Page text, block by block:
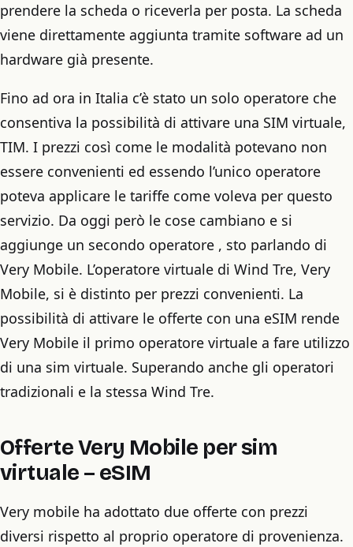
prendere la scheda o riceverla per posta. La scheda
viene direttamente aggiunta tramite software ad un
hardware già presente.
Fino ad ora in Italia c’è stato un solo operatore che
consentiva la possibilità di attivare una SIM virtuale,
TIM. I prezzi così come le modalità potevano non
essere convenienti ed essendo l’unico operatore
poteva applicare le tariffe come voleva per questo
servizio. Da oggi però le cose cambiano e si
aggiunge un secondo operatore , sto parlando di
Very Mobile. L’operatore virtuale di Wind Tre, Very
Mobile, si è distinto per prezzi convenienti. La
possibilità di attivare le offerte con una eSIM rende
Very Mobile il primo operatore virtuale a fare utilizzo
di una sim virtuale. Superando anche gli operatori
tradizionali e la stessa Wind Tre.
Offerte Very Mobile per sim
virtuale – eSIM
Very mobile ha adottato due offerte con prezzi
diversi rispetto al proprio operatore di provenienza.